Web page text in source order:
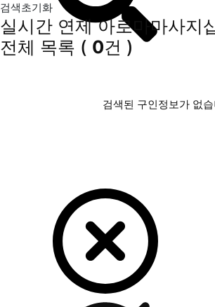
검색초기화
실시간 연제 아로마마사지
전체 목록 ( 0건 )
검색된 구인정보가 없